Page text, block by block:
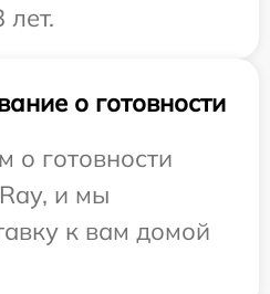
о готовности
готовности
и мы
к вам домой